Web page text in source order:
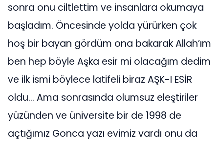
sonra onu ciltlettim ve insanlara okumaya
başladım. Öncesinde yolda yürürken çok
hoş bir bayan gördüm ona bakarak Allah’ım
ben hep böyle Aşka esir mi olacağım dedim
ve ilk ismi böylece latifeli biraz AŞK-I ESİR
oldu… Ama sonrasında olumsuz eleştiriler
yüzünden ve üniversite bir de 1998 de
açtığımız Gonca yazı evimiz vardı onu da